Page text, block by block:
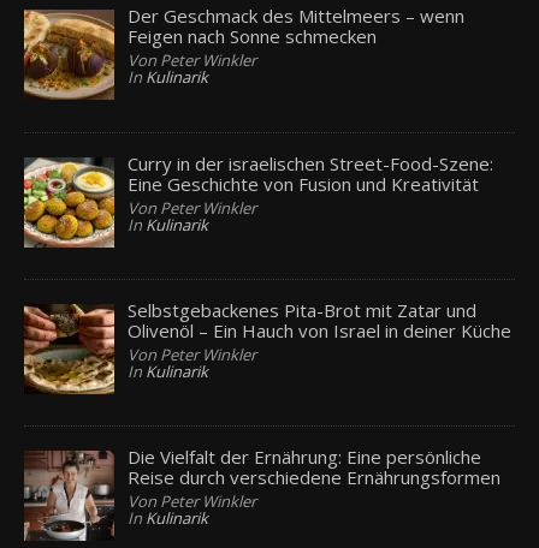
Der Geschmack des Mittelmeers – wenn
Feigen nach Sonne schmecken
Von Peter Winkler
In Kulinarik
Curry in der israelischen Street-Food-Szene:
Eine Geschichte von Fusion und Kreativität
Von Peter Winkler
In Kulinarik
Selbstgebackenes Pita-Brot mit Zatar und
Olivenöl – Ein Hauch von Israel in deiner Küche
Von Peter Winkler
In Kulinarik
Die Vielfalt der Ernährung: Eine persönliche
Reise durch verschiedene Ernährungsformen
Von Peter Winkler
In Kulinarik